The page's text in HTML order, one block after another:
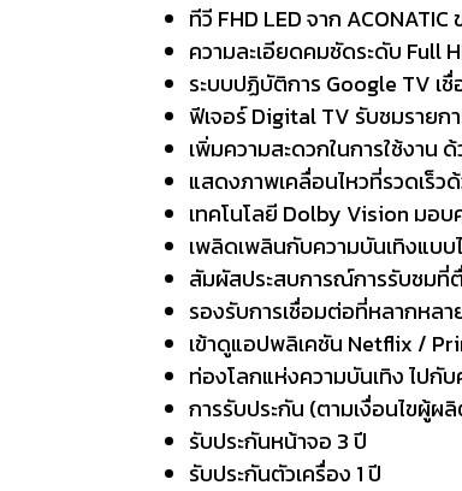
ทีวี FHD LED จาก
ความละเอียดคมชัดระดับ Full
ระบบปฏิบัติการ Google TV เ
ฟีเจอร์ Digital TV รับชมรายก
เพิ่มความสะดวกในการใช้งาน
แสดงภาพเคลื่อนไหวที่รวดเร็
เทคโนโลยี Dolby Vision ม
เพลิดเพลินกับความบันเทิงแบ
สัมผัสประสบการณ์การรับชมที่
รองรับการเชื่อมต่อที่หลากหล
เข้าดูแอปพลิเคชัน Netflix /
ท่องโลกแห่งความบันเทิง ไปกั
การรับประกัน (ตามเงื่อนไขผู้ผ
รับประกันหน้าจอ 3 ปี
รับประกันตัวเครื่อง 1 ปี